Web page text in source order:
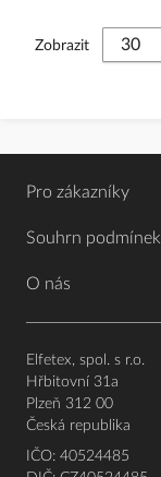
Zobrazit
Pro zákazníky
Souhrn podmínek
O nás
Elfetex, spol. s r.o.
Hřbitovní 31a
Plzeň 312 00
Česká republika
IČO: 40524485